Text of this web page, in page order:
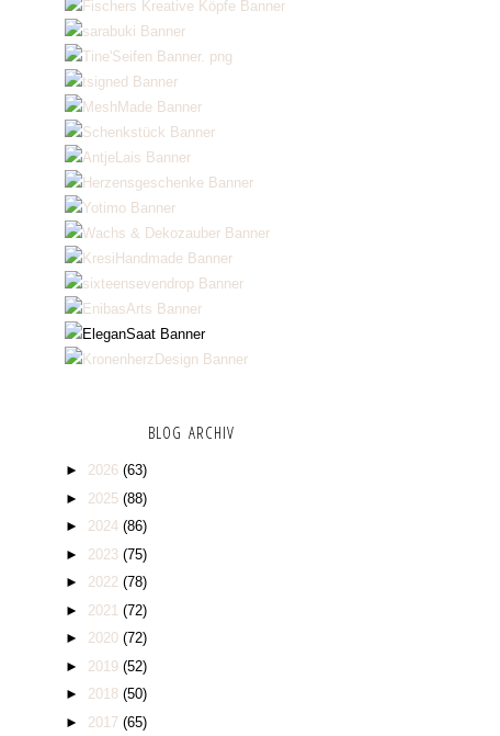
BLOG ARCHIV
► 2026 (63)
► 2025 (88)
► 2024 (86)
► 2023 (75)
► 2022 (78)
► 2021 (72)
► 2020 (72)
► 2019 (52)
► 2018 (50)
► 2017 (65)